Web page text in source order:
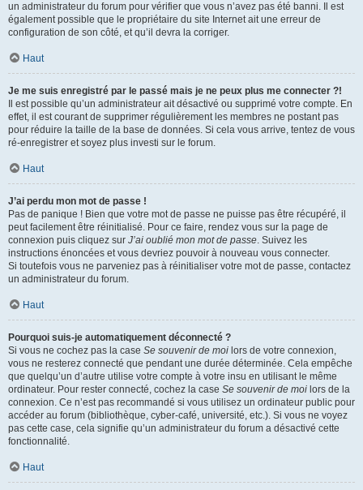
un administrateur du forum pour vérifier que vous n’avez pas été banni. Il est
également possible que le propriétaire du site Internet ait une erreur de
configuration de son côté, et qu’il devra la corriger.
Haut
Je me suis enregistré par le passé mais je ne peux plus me connecter ?!
Il est possible qu’un administrateur ait désactivé ou supprimé votre compte. En
effet, il est courant de supprimer régulièrement les membres ne postant pas
pour réduire la taille de la base de données. Si cela vous arrive, tentez de vous
ré-enregistrer et soyez plus investi sur le forum.
Haut
J’ai perdu mon mot de passe !
Pas de panique ! Bien que votre mot de passe ne puisse pas être récupéré, il
peut facilement être réinitialisé. Pour ce faire, rendez vous sur la page de
connexion puis cliquez sur J’ai oublié mon mot de passe. Suivez les
instructions énoncées et vous devriez pouvoir à nouveau vous connecter.
Si toutefois vous ne parveniez pas à réinitialiser votre mot de passe, contactez
un administrateur du forum.
Haut
Pourquoi suis-je automatiquement déconnecté ?
Si vous ne cochez pas la case Se souvenir de moi lors de votre connexion,
vous ne resterez connecté que pendant une durée déterminée. Cela empêche
que quelqu’un d’autre utilise votre compte à votre insu en utilisant le même
ordinateur. Pour rester connecté, cochez la case Se souvenir de moi lors de la
connexion. Ce n’est pas recommandé si vous utilisez un ordinateur public pour
accéder au forum (bibliothèque, cyber-café, université, etc.). Si vous ne voyez
pas cette case, cela signifie qu’un administrateur du forum a désactivé cette
fonctionnalité.
Haut